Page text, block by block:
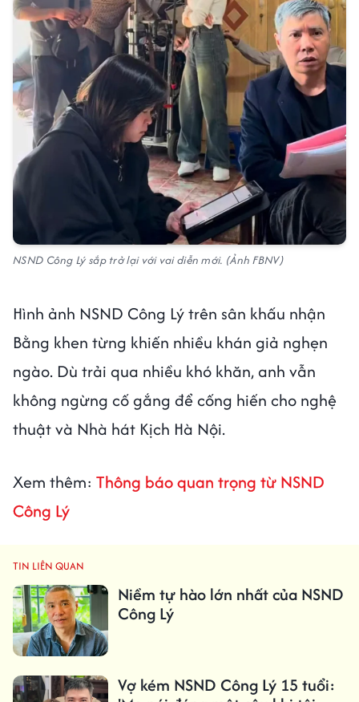
NSND Công Lý sắp trở lại với vai diễn mới. (Ảnh FBNV)
Hình ảnh NSND Công Lý trên sân khấu nhận
Bằng khen từng khiến nhiều khán giả nghẹn
ngào. Dù trải qua nhiều khó khăn, anh vẫn
không ngừng cố gắng để cống hiến cho nghệ
thuật và Nhà hát Kịch Hà Nội.
Xem thêm: Thông báo quan trọng từ NSND
Công Lý
TIN LIÊN QUAN
Niềm tự hào lớn nhất của NSND
Công Lý
Vợ kém NSND Công Lý 15 tuổi: